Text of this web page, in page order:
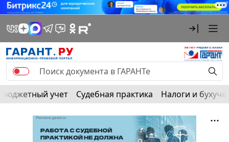
Бюджетный учет Судебная практика Налоги и